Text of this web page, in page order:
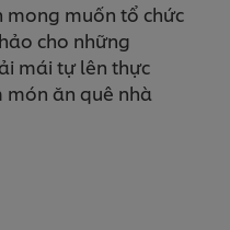
mong muốn tổ chức
cho những
mái tự lên thực
món ăn quê nhà